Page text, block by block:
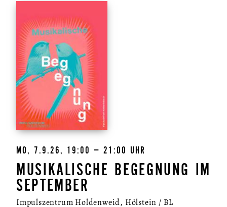
MO, 7.9.26, 19:00 – 21:00 UHR
MUSIKALISCHE BEGEGNUNG IM
SEPTEMBER
Impulszentrum Holdenweid, Hölstein / BL